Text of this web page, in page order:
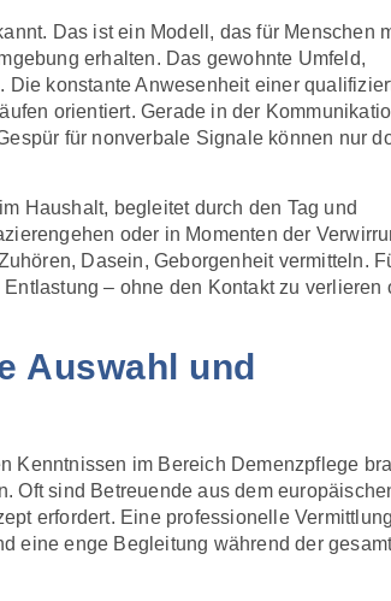
Das ist ein Modell, das für Menschen
erhalten. Das gewohnte Umfeld,
konstante Anwesenheit einer
orientiert. Gerade in der
für nonverbale Signale können nur
Haushalt, begleitet durch den Tag und
oder in Momenten der
Dasein, Geborgenheit vermitteln.
– ohne den Kontakt zu verlieren
Auswahl und
Kenntnissen im Bereich Demenzpflege
Oft sind Betreuende aus dem
erfordert. Eine professionelle
eine enge Begleitung während der